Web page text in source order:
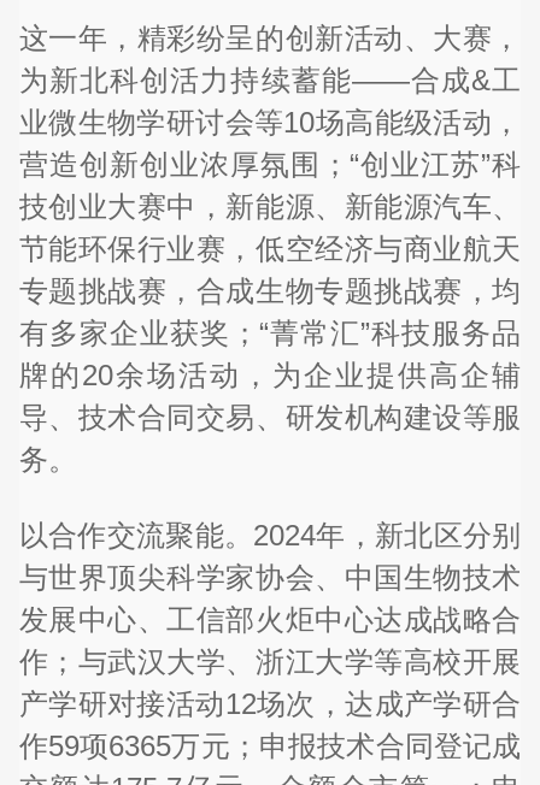
这一年，精彩纷呈的创新活动、大赛，
为新北科创活力持续蓄能——合成&工
业微生物学研讨会等10场高能级活动，
营造创新创业浓厚氛围；“创业江苏”科
技创业大赛中，新能源、新能源汽车、
节能环保行业赛，低空经济与商业航天
专题挑战赛，合成生物专题挑战赛，均
有多家企业获奖；“菁常汇”科技服务品
牌的20余场活动，为企业提供高企辅
导、技术合同交易、研发机构建设等服
务。
以合作交流聚能。2024年，新北区分别
与世界顶尖科学家协会、中国生物技术
发展中心、工信部火炬中心达成战略合
作；与武汉大学、浙江大学等高校开展
产学研对接活动12场次，达成产学研合
作59项6365万元；申报技术合同登记成